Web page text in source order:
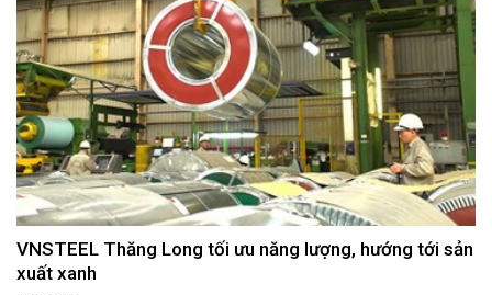
VNSTEEL Thăng Long tối ưu năng lượng, hướng tới sản
xuất xanh